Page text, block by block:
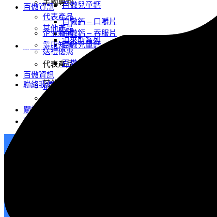
美國專利
百傲鈣 – 口嚼片
百傲鈣 – 吞服片
百傲兒童鈣
代表產品
其他產品
百傲資訊
企业新闻
健康知識
關於我們
聯絡我們
百傲兒童鈣
代表產品
其他產品
泊來斯系列
送禮優惠
百傲鈣 – 口嚼片 – 禮包
百傲資訊
企业新闻
關於我們
聯絡我們